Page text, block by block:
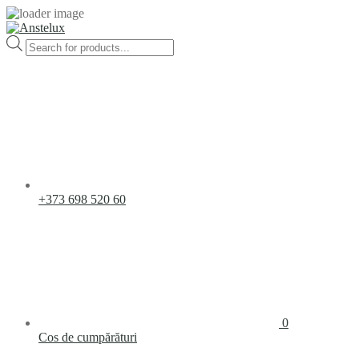
Products
search
+373 698 520 60
0
Cos de cumpărături